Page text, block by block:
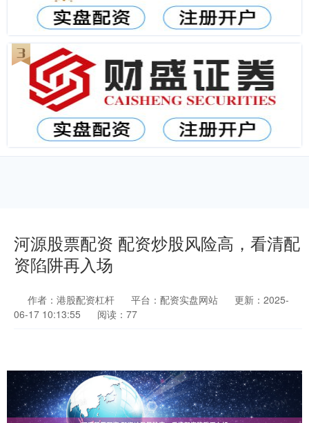
河源股票配资 配资炒股风险高，看清配
资陷阱再入场
作者：港股配资杠杆 平台：配资实盘网站
更新：2025-
06-17 10:13:55
阅读：77